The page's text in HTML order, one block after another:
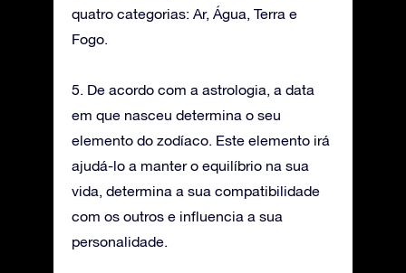
quatro categorias: Ar, Água, Terra e
Fogo.
5. De acordo com a astrologia, a data
em que nasceu determina o seu
elemento do zodíaco. Este elemento irá
ajudá-lo a manter o equilíbrio na sua
vida, determina a sua compatibilidade
com os outros e influencia a sua
personalidade.